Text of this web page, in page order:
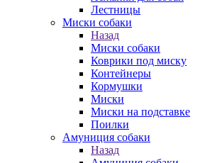
Лестницы
Миски собаки
Назад
Миски собаки
Коврики под миску
Контейнеры
Кормушки
Миски
Миски на подставке
Поилки
Амуниция собаки
Назад